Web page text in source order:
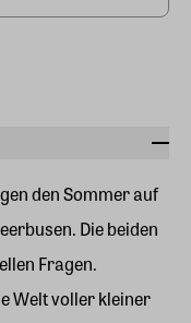
den Sommer auf
Die beiden
Fragen.
Welt voller kleiner